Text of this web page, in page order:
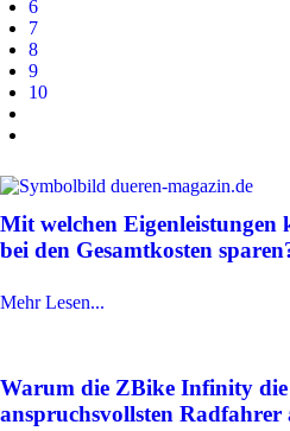
6
7
8
9
10
Mit welchen Eigenleistungen
bei den Gesamtkosten
Mehr Lesen...
Warum die ZBike Infinity
anspruchsvollsten Radfahrer